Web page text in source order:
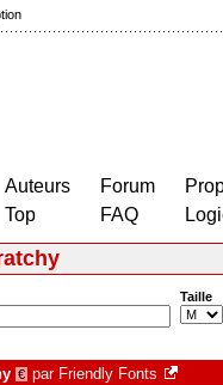
Auteurs
Top
Forum
FAQ
Taille
€ par Friendly Fonts